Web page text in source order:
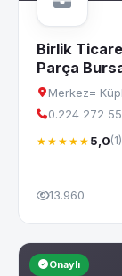
Birlik
Parça
Merkez=
0.224 272 55
★★★★★ 5,0(1)
13.960
Onaylı